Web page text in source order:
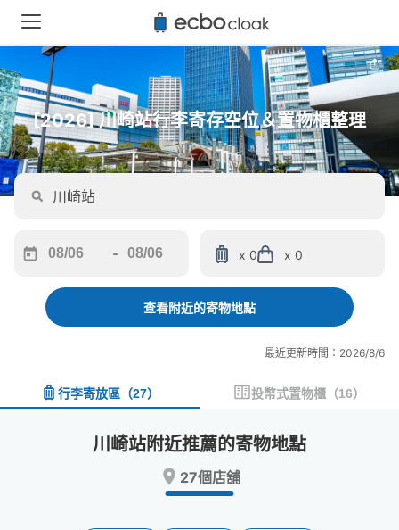
[2026] 川崎站行李寄存空位＆置物櫃整理
forward
interact
and
-
backward
interact
and
a
date.
x 0 x 0
查看附近的寄物地點
最近更新時間：2026/8/6
行李寄放區 （27） 投幣式置物櫃 （16）
川崎站附近推薦的寄物地點
27個店舖